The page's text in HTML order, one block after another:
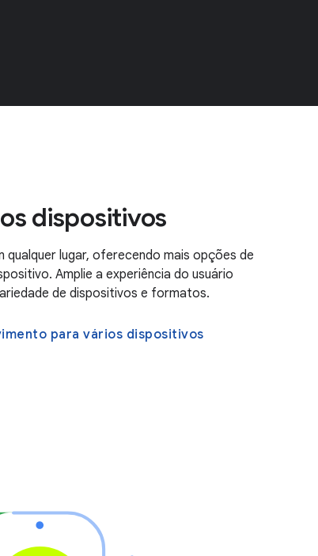
dispositivos
lugar, oferecendo mais opções de
Amplie a experiência do usuário
de dispositivos e formatos.
para vários dispositivos